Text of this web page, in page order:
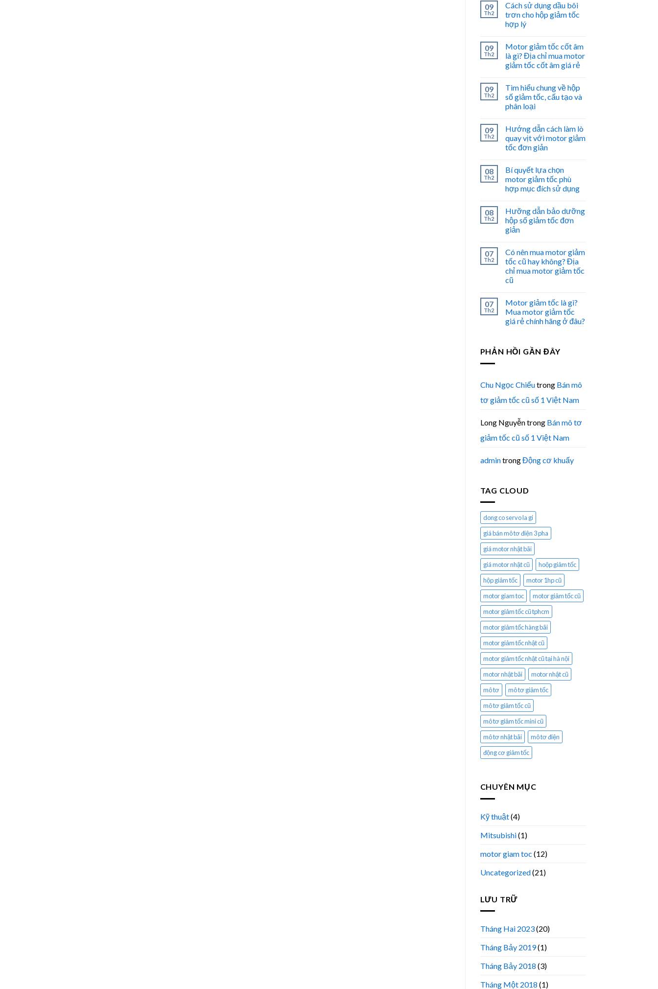
09
Th2
Cách sử dụng dầu bôi
trơn cho hộp giảm tốc
hợp lý
09
Th2
Motor giảm tốc cốt âm
là gì? Địa chỉ mua motor
giảm tốc cốt âm giá rẻ
09
Th2
Tìm hiểu chung về hộp
số giảm tốc, cấu tạo và
phân loại
09
Th2
Hướng dẫn cách làm lò
quay vịt với motor giảm
tốc đơn giản
08
Th2
Bí quyết lựa chọn
motor giảm tốc phù
hợp mục đích sử dụng
08
Th2
Hưỡng dẫn bảo dưỡng
hộp số giảm tốc đơn
giản
07
Th2
Có nên mua motor giảm
tốc cũ hay không? Địa
chỉ mua motor giảm tốc
cũ
07
Th2
Motor giảm tốc là gì?
Mua motor giảm tốc
giá rẻ chính hãng ở đâu?
PHẢN HỒI GẦN ĐÂY
Chu Ngọc Chiểutrong Bán mô
tơ giảm tốc cũ số 1 Việt Nam
Long Nguyễntrong Bán mô tơ
giảm tốc cũ số 1 Việt Nam
admintrongĐộng cơ khuấy
TAG CLOUD
dong co servo la gi
giá bán mô tơ điện 3 pha
giá motor nhật bãi
giá motor nhật cũ
hoộp giảm tốc
hộp giảm tốc
motor 1hp cũ
motor giam toc
motor giảm tốc cũ
motor giảm tốc cũ tphcm
motor giảm tốc hàng bãi
motor giảm tốc nhật cũ
motor giảm tốc nhật cũ tại hà nội
motor nhật bãi
motor nhật cũ
mô tơ
mô tơ giảm tốc
mô tơ giảm tốc cũ
mô tơ giảm tốc mini cũ
mô tơ nhật bãi
mô tơ điện
động cơ giảm tốc
CHUYÊN MỤC
Kỹ thuật(4)
Mitsubishi(1)
motor giam toc (12)
Uncategorized(21)
LƯU TRỮ
Tháng Hai 2023(20)
Tháng Bảy 2019(1)
Tháng Bảy 2018 (3)
Tháng Một 2018 (1)